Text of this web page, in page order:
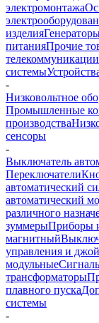
электромонтажа
изделия
питанияПрочие
телекоммуникации
системы
-
Низковольтное
Промышленные
производства
сенсоры
-
Выключатель
Переключатели
автоматический
автоматический
различного
зуммерыПриборы
магнитный
управления и
модульные
трансформаторы
плавного пуска
системы
-